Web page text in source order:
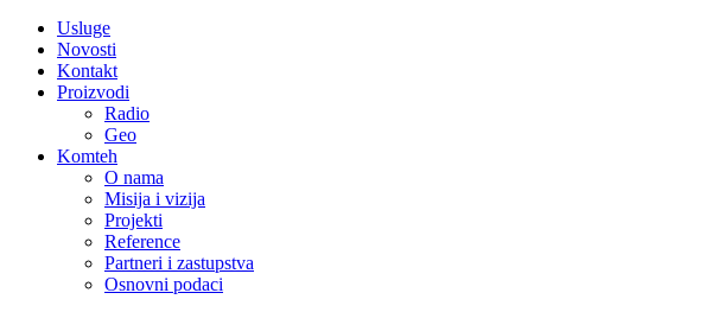
Usluge
Novosti
Kontakt
Proizvodi
Radio
Geo
Komteh
O nama
Misija i vizija
Projekti
Reference
Partneri i zastupstva
Osnovni podaci